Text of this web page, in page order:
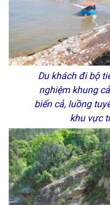
Du khách đi bộ
nghiệm khung
biển cả, luồng
khu vực